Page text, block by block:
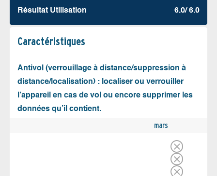
Résultat Utilisation 6.0/ 6.0
Caractéristiques
Antivol (verrouillage à distance/suppression à
distance/localisation) : localiser ou verrouiller
l’appareil en cas de vol ou encore supprimer les
données qu’il contient.
mars